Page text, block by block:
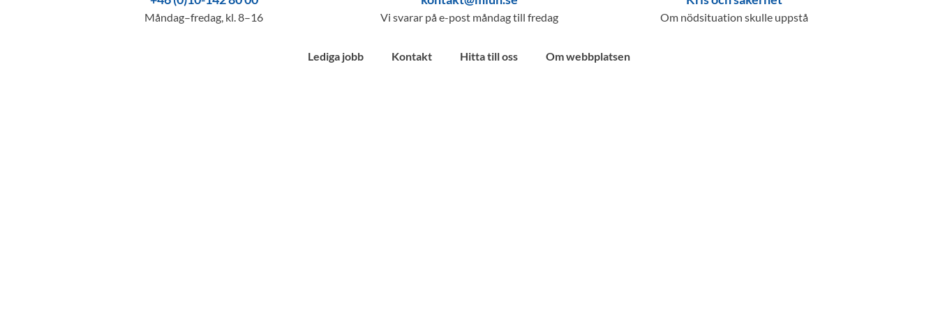
Måndag–fredag, kl. 8–16 Vi svarar på e-post måndag till fredag Om nödsituation skulle uppstå
Lediga jobb Kontakt Hitta till oss Om webbplatsen